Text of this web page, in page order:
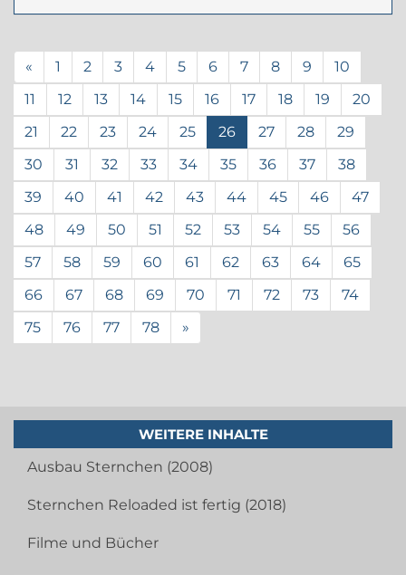
« 1 2 3 4 5 6 7 8 9
10
11
12 13 14 15 16 17 18 19
20
21
22 23 24 25 26 27 28
29
30
31 32 33 34 35 36 37
38
39
40 41 42 43 44 45 46
47
48
49 50 51 52 53 54 55
56
57
58 59 60 61 62 63 64
65
66
67 68 69 70 71 72 73
74
75
76 77 78 »
WEITERE INHALTE
Ausbau Sternchen (2008)
Sternchen Reloaded ist fertig (2018)
Filme und Bücher